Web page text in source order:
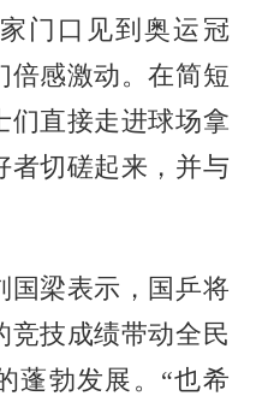
门口见到奥运冠
倍感激动。在简短
们直接走进球场拿
者切磋起来，并与
梁表示，国乒将
竞技成绩带动全民
蓬勃发展。“也希